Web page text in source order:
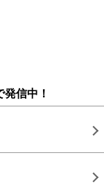
信中！